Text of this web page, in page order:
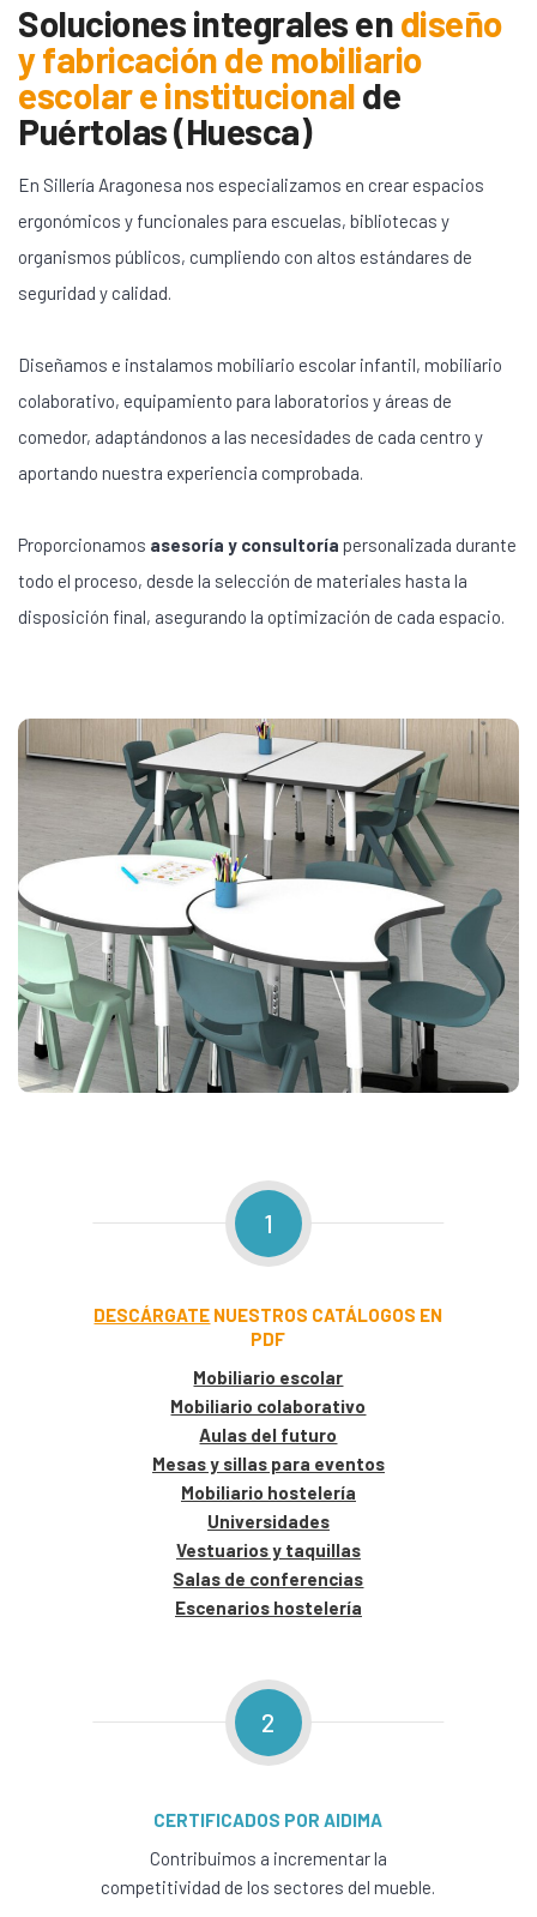
Soluciones integrales endiseño
y fabricación de mobiliario
escolar e institucionalde
Puértolas (Huesca)
En Sillería Aragonesa nos especializamos en crear espacios
ergonómicos y funcionales para escuelas, bibliotecas y
organismos públicos, cumpliendo con altos estándares de
seguridad y calidad.
Diseñamos e instalamos mobiliario escolar infantil, mobiliario
colaborativo, equipamiento para laboratorios y áreas de
comedor, adaptándonos a las necesidades de cada centro y
aportando nuestra experiencia comprobada.
Proporcionamos asesoría y consultoría personalizada durante
todo el proceso, desde la selección de materiales hasta la
disposición final, asegurando la optimización de cada espacio.
1
DESCÁRGATE NUESTROS CATÁLOGOS EN
PDF
Mobiliario escolar
Mobiliario colaborativo
Aulas del futuro
Mesas y sillas para eventos
Mobiliario hostelería
Universidades
Vestuarios y taquillas
Salas de conferencias
Escenarios hostelería
2
CERTIFICADOS POR AIDIMA
Contribuimos a incrementar la
competitividad de los sectores del mueble.